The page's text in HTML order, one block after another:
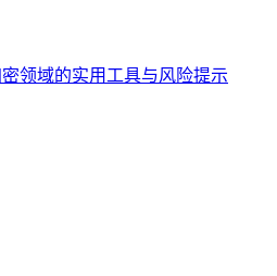
领域的实用工具与风险提示